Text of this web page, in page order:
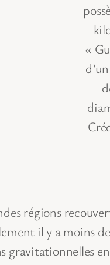
«
régions
il y a moins
gravitationnelles